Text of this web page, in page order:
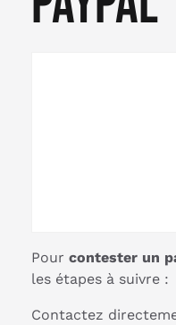
Pour contester un
les étapes à suivre :
Contactez